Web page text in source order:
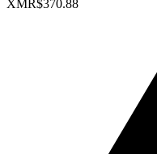
XMR$370.88